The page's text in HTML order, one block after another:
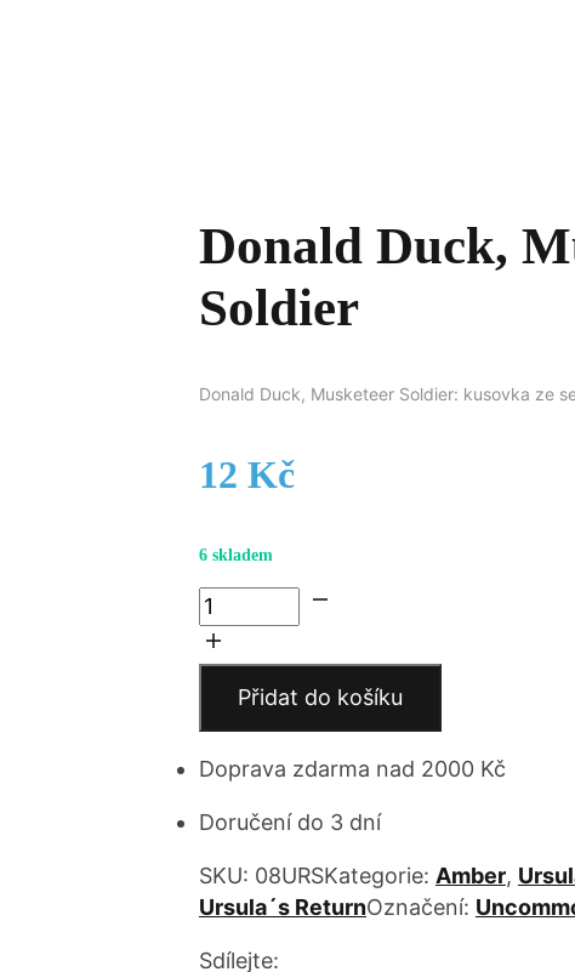
Donald Duck,
Soldier
Donald Duck, Musketeer Soldier: kusovka ze
12 Kč
6 skladem
Donald
Duck,
Musketeer
Soldier
množství
Přidat do košíku
Doprava zdarma nad 2000 Kč
Doručení do 3 dní
SKU: 08URSKategorie: Amber,
Ursula´s ReturnOznačení:
Sdílejte: